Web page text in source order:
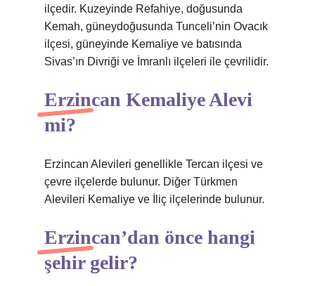
ilçedir. Kuzeyinde Refahiye, doğusunda
Kemah, güneydoğusunda Tunceli’nin Ovacık
ilçesi, güneyinde Kemaliye ve batısında
Sivas’ın Divriği ve İmranlı ilçeleri ile çevrilidir.
Erzincan Kemaliye Alevi
mi?
Erzincan Alevileri genellikle Tercan ilçesi ve
çevre ilçelerde bulunur. Diğer Türkmen
Alevileri Kemaliye ve İliç ilçelerinde bulunur.
Erzincan’dan önce hangi
şehir gelir?